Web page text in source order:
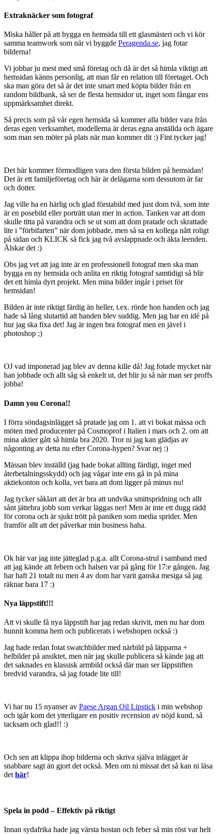
Extraknäcker som fotograf
Miska håller på att bygga en hemsida till ett glasmästeri och vi kör
samma teamwork som när vi byggde Peragenda.se, jag fotar
bilderna!
Vi jobbar ju mest med små företag och då är det så himla viktigt att
hemsidan känns personlig, att man får en relation till företaget. Och
ska man göra det så är det inte smart med köpta bilder från en
random bildbank, så ser de flesta hemsidor ut, inget som fångar ens
uppmärksamhet direkt.
Så precis som på vår egen hemsida så kommer alla bilder vara från
deras egen verksamhet, modellerna är deras egna anställda och ägare
som man sen möter på plats när man kommer dit :) Fint tycker jag!
Det här kommer förmodligen vara den första bilden på hemsidan!
Det är ett familjeföretag och här är delägarna som dessutom är far
och dotter.
Jag ville ha en härlig och glad förstabild med just dom två, som inte
är en posebild eller porträtt utan mer in action. Tanken var att dom
skulle titta på varandra och se ut som att dom pratade och skrattade
lite i ”förbifarten” när dom jobbade, men så sa en kollega nått roligt
på sidan och KLICK så fick jag två avslappnade och äkta leenden.
Älskar det :)
Obs jag vet att jag inte är en professionell fotograf men ska man
bygga en ny hemsida och anlita en riktig fotograf samtidigt så blir
det ett himla dyrt projekt. Men mina bilder ingår i priset för
hemsidan!
Bilden är inte riktigt färdig än heller, t.ex. rörde hon handen och jag
hade så lång slutartid att handen blev suddig. Men jag har en idé på
hur jag ska fixa det! Jag är ingen bra fotograf men en jävel i
photoshop ;)
OJ vad imponerad jag blev av denna kille då! Jag fotade mycket när
han jobbade och allt såg så enkelt ut, det blir ju så när man ser proffs
jobba!
Damn you Corona!!
I förra söndagsinlägget så pratade jag om 1. att vi bokat mässa och
möten med producenter på Cosmoprof i Italien i mars och 2. om att
mina aktier gått så himla bra 2020. Tror ni jag kan glädjas av
någonting av detta nu efter Corona-hypen? Svar nej :)
Mässan blev inställd (jag hade bokat allting färdigt, inget med
återbetalningsskydd) och jag vågar inte ens gå in på mina
aktiekonton och kolla, vet bara att dom ligger på minus nu!
Jag tycker såklart att det är bra att undvika smittspridning och allt
sånt jättebra jobb som verkar läggas ner! Men är inte ett dugg rädd
för corona och är sjukt trött på paniken som media sprider. Men
framför allt att det påverkar min business haha.
Ok här var jag inte jätteglad p.g.a. allt Corona-strul i samband med
att jag kände att febern och halsen var på gång för 17:e gången. Jag
har haft 21 totalt nu men 4 av dom har varit ganska mesiga så jag
räknar bara 17 :)
Nya läppstift!!!
Att vi skulle få nya läppstift har jag redan skrivit, men nu har dom
hunnit komma hem och publicerats i webshopen också :)
Jag hade redan fotat swatchbilder med närbild på läpparna +
helbilder på ansiktet, men när jag skulle publicera så kände jag att
det saknades en klassisk armbild också där man ser läppstiften
bredvid varandra, så jag fotade lite till!
Vi har nu 15 nyanser av Paese Argan Oil Lipstick i min webshop
och igår kom det ytterligare en positiv recension av nöjd kund, så
tacksam och glad!! :)
Och sen att klippa ihop bilderna och skriva själva inlägget är
snabbare sagt än gjort det också. Men om ni missat det så kan ni läsa
dethär!
Spela in podd – Effektiv på riktigt
Innan sydafrika hade jag värsta hostan och feber så min röst var helt